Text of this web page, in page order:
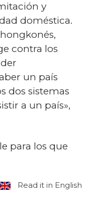
y
doméstica.
contra los
un país
dos sistemas
a un país»,
para los que
Read it in English